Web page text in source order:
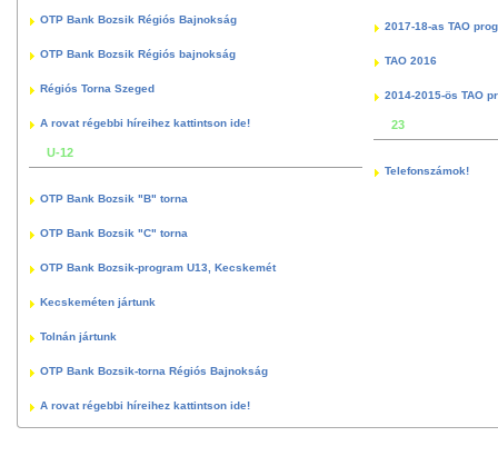
OTP Bank Bozsik Régiós Bajnokság
OTP Bank Bozsik Régiós bajnokság
Régiós Torna Szeged
A rovat régebbi híreihez kattintson ide!
U-12
OTP Bank Bozsik "B" torna
OTP Bank Bozsik "C" torna
OTP Bank Bozsik-program U13, Kecskemét
Kecskeméten jártunk
Tolnán jártunk
OTP Bank Bozsik-torna Régiós Bajnokság
A rovat régebbi híreihez kattintson ide!
2017-18-as TAO
TAO 2016
2014-2015-ös TAO
23
Telefonszámok!